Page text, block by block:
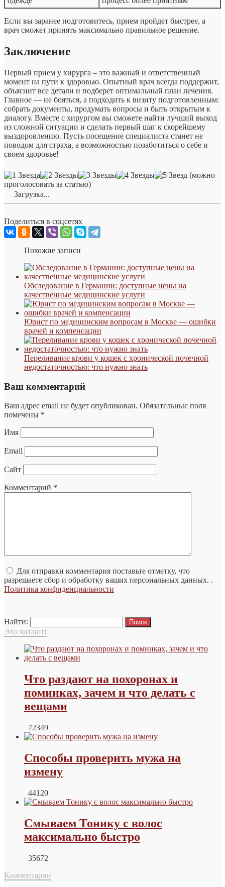
Если вы заранее подготовитесь, прием пройдет быстрее, а
врач сможет принять максимально правильное решение.
Заключение
Первый прием у хирурга – это важный и ответственный
момент на пути к здоровью. Опытный врач всегда поддержит,
объяснит все детали и подберет оптимальный план лечения.
Главное — не бояться, а подходить к визиту подготовленным:
собрать документы, продумать вопросы и быть открытым к
диалогу. Вместе с хирургом вы сможете найти лучший выход
из сложной ситуации и сделать первый шаг к скорейшему
выздоровлению. Пусть посещение специалиста станет не
поводом для страха, а возможностью позаботиться о себе и
своем здоровье!
(можно
проголосовать за статью)
Загрузка...
Поделиться в соцсетях
Похожие записи
Обследование в Германии: доступные цены на
качественные медицинские услуги
Юрист по медицинским вопросам в Москве — ошибки
врачей и компенсации
Переливание крови у кошек с хронической почечной
недостаточностью: что нужно знать
Ваш комментарий
Ваш адрес email не будет опубликован. Обязательные поля
помечены *
Имя
Email
Сайт
Комментарий *
Для отправки комментария поставьте отметку, что
разрешаете сбор и обработку ваших персональных данных. .
Политика конфиденциальности
Найти:
Это читают!
Что раздают на похоронах и
поминках, зачем и что делать с
вещами
72349
Способы проверить мужа на
измену
44120
Смываем Тонику с волос
максимально быстро
35672
Комментарии